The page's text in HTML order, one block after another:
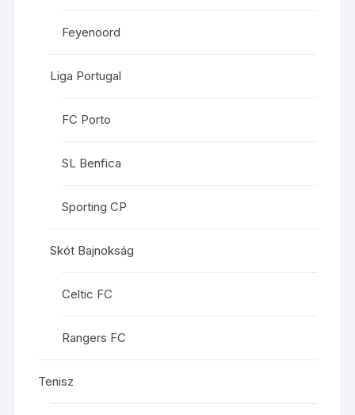
Feyenoord
Liga Portugal
FC Porto
SL Benfica
Sporting CP
Skót Bajnokság
Celtic FC
Rangers FC
Tenisz